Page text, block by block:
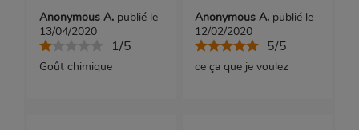
Anonymous A. publié le
13/04/2020
1/5
Goût chimique
Anonymous A. publié le
12/02/2020
5/5
ce ça que je voulez